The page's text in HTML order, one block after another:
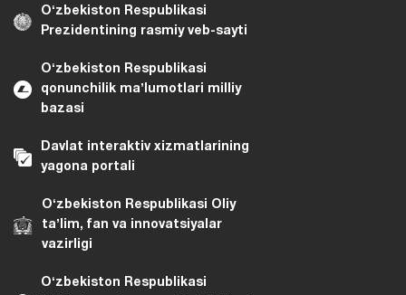
Oʻzbekiston Respublikasi
Prezidentining rasmiy veb-sayti
Oʻzbekiston Respublikasi
qonunchilik maʼlumotlari milliy
bazasi
Davlat interaktiv xizmatlarining
yagona portali
Oʻzbekiston Respublikasi Oliy
taʼlim, fan va innovatsiyalar
vazirligi
Oʻzbekiston Respublikasi